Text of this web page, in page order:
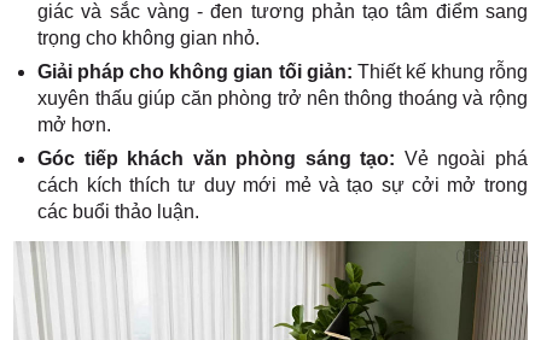
giác và sắc vàng - đen tương phản tạo tâm điểm sang
trọng cho không gian nhỏ.
Giải pháp cho không gian tối giản: Thiết kế khung rỗng
xuyên thấu giúp căn phòng trở nên thông thoáng và rộng
mở hơn.
Góc tiếp khách văn phòng sáng tạo: Vẻ ngoài phá
cách kích thích tư duy mới mẻ và tạo sự cởi mở trong
các buổi thảo luận.